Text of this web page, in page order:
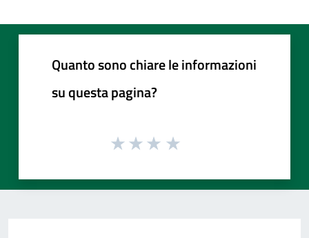
Quanto sono chiare le informazioni
su questa pagina?